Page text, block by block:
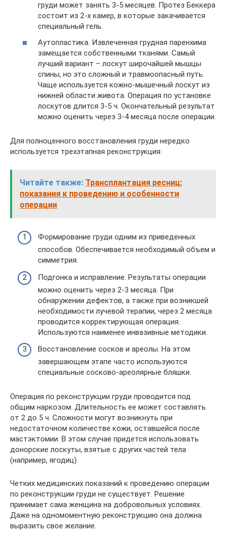
груди может занять 3-5 месяцев. Протез Беккера
состоит из 2-х камер, в которые закачивается
специальный гель.
Аутопластика. Извлеченная грудная паренхима
замещается собственными тканями. Самый
лучший вариант – лоскут широчайшей мышцы
спины, но это сложный и травмоопасный путь.
Чаще используется кожно-мышечный лоскут из
нижней области живота. Операция по установке
лоскутов длится 3-5 ч. Окончательный результат
можно оценить через 3-4 месяца после операции.
Для полноценного восстановления груди нередко
используется трехэтапная реконструкция:
Читайте также: Трансплантация ресниц:
показания к проведению и особенности
операции
Формирование груди одним из приведенных
способов. Обеспечивается необходимый объем и
симметрия.
Подгонка и исправление. Результаты операции
можно оценить через 2-3 месяца. При
обнаружении дефектов, а также при возникшей
необходимости лучевой терапии, через 2 месяца
проводится корректирующая операция.
Используются наименее инвазивные методики.
Восстановление сосков и ареолы. На этом
завершающем этапе часто используются
специальные сосково-ареолярные бляшки.
Операция по реконструкции груди проводится под
общим наркозом. Длительность ее может составлять
от 2 до 5 ч. Сложности могут возникнуть при
недостаточном количестве кожи, оставшейся после
мастэктомии. В этом случае придется использовать
донорские лоскуты, взятые с других частей тела
(например, ягодиц).
Четких медицинских показаний к проведению операции
по реконструкции груди не существует. Решение
принимает сама женщина на добровольных условиях.
Даже на одномоментную реконструкцию она должна
выразить свое желание.